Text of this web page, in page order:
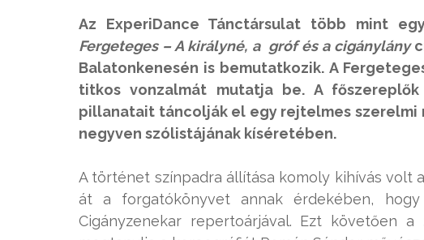
Az ExperiDance Tánctársulat több mint
Fergeteges – A királyné, a gróf és a cigánylány
Balatonkenesén is bemutatkozik. A
titkos vonzalmát mutatja be. A
pillanatait táncolják el egy rejtelmes szerelmi
negyven szólistájának kíséretében.
A történet színpadra állítása komoly kihívás volt
át a forgatókönyvet annak érdekében,
Cigányzenekar repertoárjával. Ezt követően